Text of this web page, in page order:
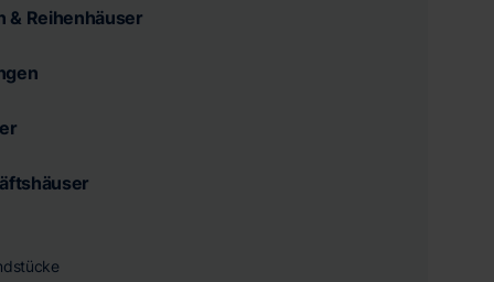
& Reihenhäuser